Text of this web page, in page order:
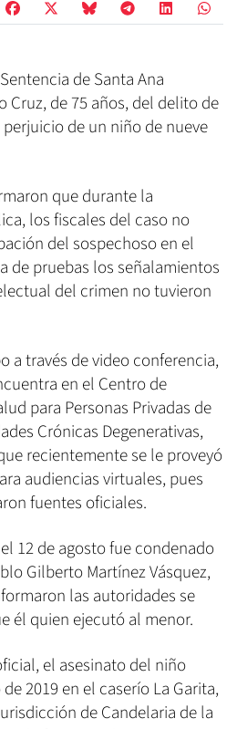
de Santa Ana
Cruz, de 75 años, del delito de
de un niño de nueve
que durante la
los fiscales del caso no
del sospechoso en el
de pruebas los señalamientos
del crimen no tuvieron
a través de video conferencia,
en el Centro de
para Personas Privadas de
Crónicas Degenerativas,
recientemente se le proveyó
audiencias virtuales, pues
fuentes oficiales.
12 de agosto fue condenado
Gilberto Martínez Vásquez,
las autoridades se
él quien ejecutó al menor.
el asesinato del niño
2019 en el caserío La Garita,
de Candelaria de la